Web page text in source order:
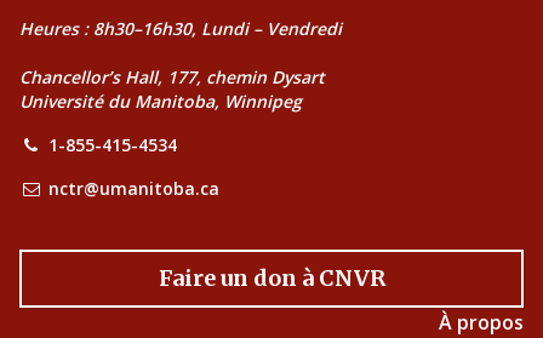
Heures : 8h30–16h30, Lundi – Vendredi
Chancellor’s Hall, 177, chemin Dysart
Université du Manitoba, Winnipeg
1-855-415-4534
nctr@umanitoba.ca
Faire un don à CNVR
À propos